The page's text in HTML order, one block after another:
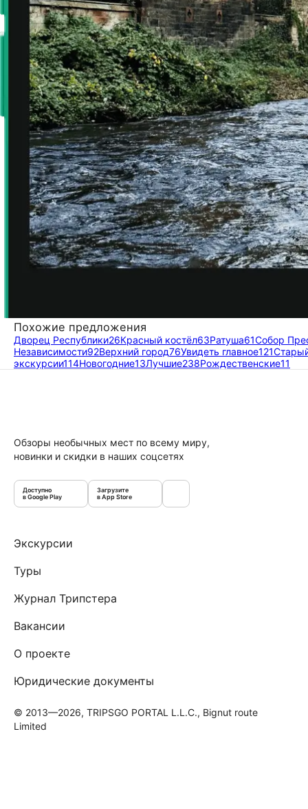
Похожие предложения
Дворец Республики26Красный костёл63Ратуша61Собор
Независимости92Верхний город76Увидеть главное121
экскурсии114Новогодние13Лучшие238Рождественские11
Обзоры необычных мест по всему миру,
новинки и скидки в наших соцсетях
Доступно
в Google Play
Загрузите
в App Store
Экскурсии
Туры
Журнал Трипстера
Вакансии
О проекте
Юридические документы
© 2013—2026, TRIPSGO PORTAL L.L.C., Bignut route
Limited